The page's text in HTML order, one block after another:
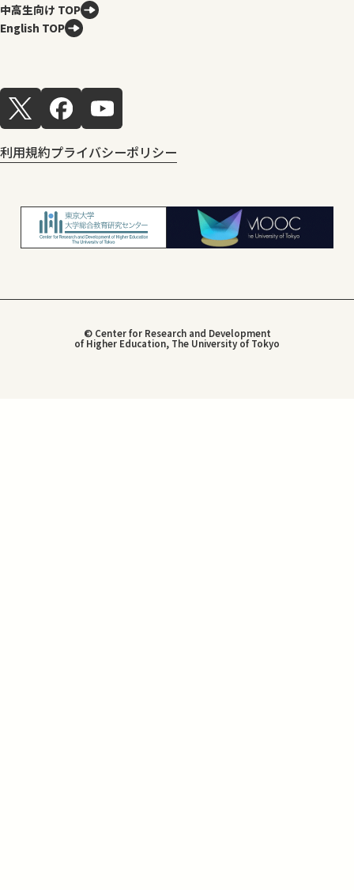
中高生向け TOP
English TOP
利用規約プライバシーポリシー
© Center for Research and Development
of Higher Education, The University of Tokyo